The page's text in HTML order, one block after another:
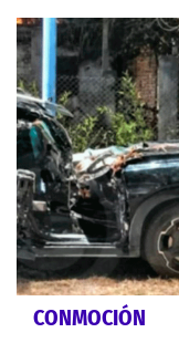
CONMOCIÓN